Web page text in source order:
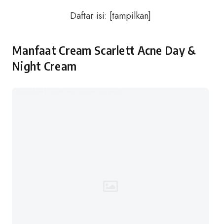
Daftar isi: [tampilkan]
Manfaat Cream Scarlett Acne Day &
Night Cream